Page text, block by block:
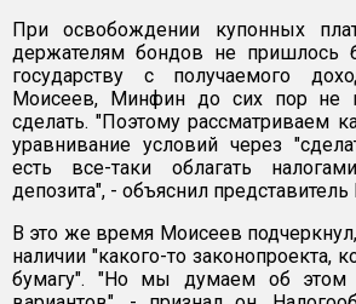
При освобождении купонных
держателям бондов не пришлось
государству с получаемого
Моисеев, Минфин до сих пор не
сделать. "Поэтому рассматриваем
уравнивание условий через
есть все-таки облагать
депозита", - объяснил
В это же время Моисеев
наличии "какого-то законопроекта,
бумагу". "Но мы думаем об